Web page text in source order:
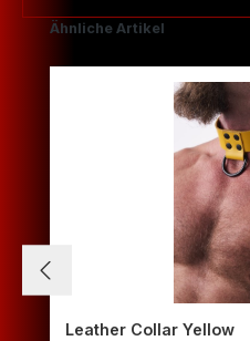
Produktgalerie überspringen
Ähnliche Artikel
Leather Collar Yellow